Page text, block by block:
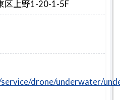
区上野1-20-1-5F
service/drone/underwater/